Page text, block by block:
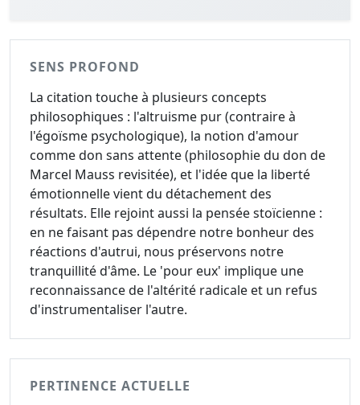
SENS PROFOND
La citation touche à plusieurs concepts
philosophiques : l'altruisme pur (contraire à
l'égoïsme psychologique), la notion d'amour
comme don sans attente (philosophie du don de
Marcel Mauss revisitée), et l'idée que la liberté
émotionnelle vient du détachement des
résultats. Elle rejoint aussi la pensée stoïcienne :
en ne faisant pas dépendre notre bonheur des
réactions d'autrui, nous préservons notre
tranquillité d'âme. Le 'pour eux' implique une
reconnaissance de l'altérité radicale et un refus
d'instrumentaliser l'autre.
PERTINENCE ACTUELLE